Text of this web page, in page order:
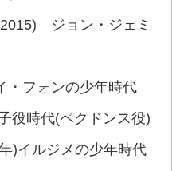
ジョン・ジェミ
・フォンの少年時代
役時代(ペクドンス役)
)イルジメの少年時代